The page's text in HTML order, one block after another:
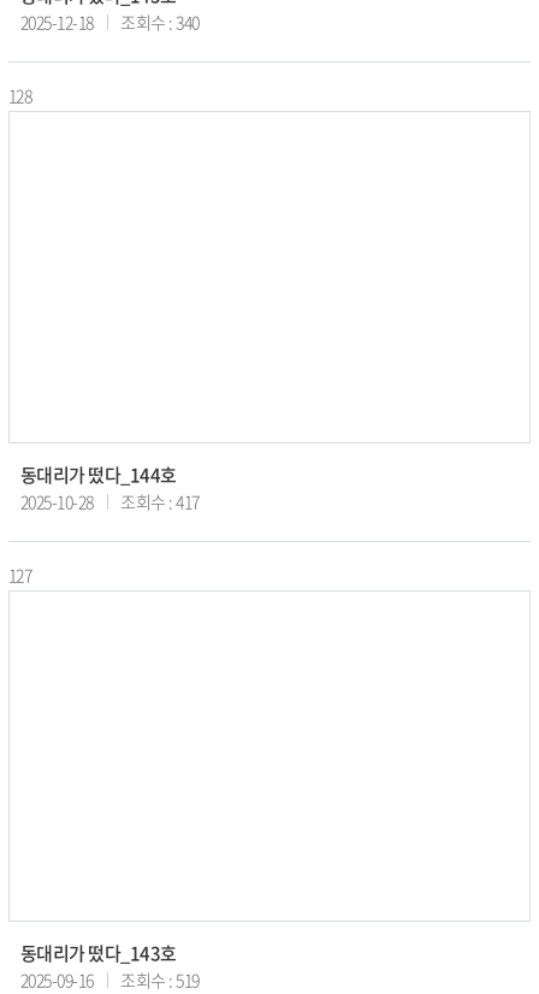
2025-12-18 조회수 : 340
128
동대리가 떴다_144호
2025-10-28 조회수 : 417
127
동대리가 떴다_143호
2025-09-16 조회수 : 519